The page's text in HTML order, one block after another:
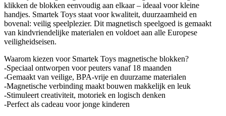
klikken de blokken eenvoudig aan elkaar – ideaal voor kleine
handjes. Smartek Toys staat voor kwaliteit, duurzaamheid en
bovenal: veilig speelplezier. Dit magnetisch speelgoed is gemaakt
van kindvriendelijke materialen en voldoet aan alle Europese
veiligheidseisen.
Waarom kiezen voor Smartek Toys magnetische blokken?
-Speciaal ontworpen voor peuters vanaf 18 maanden
-Gemaakt van veilige, BPA-vrije en duurzame materialen
-Magnetische verbinding maakt bouwen makkelijk en leuk
-Stimuleert creativiteit, motoriek en logisch denken
-Perfect als cadeau voor jonge kinderen